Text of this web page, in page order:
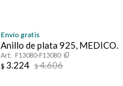
Envío gratis
Anillo de plata 925, MEDICO.
F13080-F13080
$ 3.224 $4.606